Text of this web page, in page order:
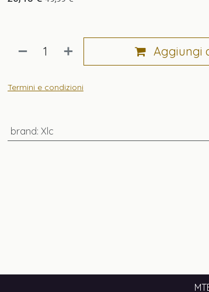
Aggiungi
Termini e condizioni
brand: Xlc